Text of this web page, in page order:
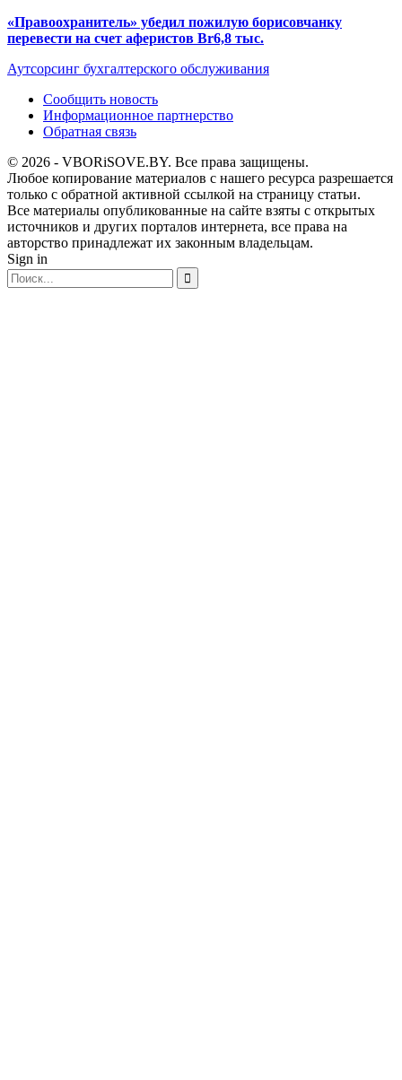
«Правоохранитель» убедил пожилую борисовчанку
перевести на счет аферистов Br6,8 тыс.
Аутсорсинг бухгалтерского обслуживания
Сообщить новость
Информационное партнерство
Обратная связь
© 2026 - VBORiSOVE.BY. Все права защищены.
Любое копирование материалов с нашего ресурса разрешается
только с обратной активной ссылкой на страницу статьи.
Все материалы опубликованные на сайте взяты с открытых
источников и других порталов интернета, все права на
авторство принадлежат их законным владельцам.
Sign in